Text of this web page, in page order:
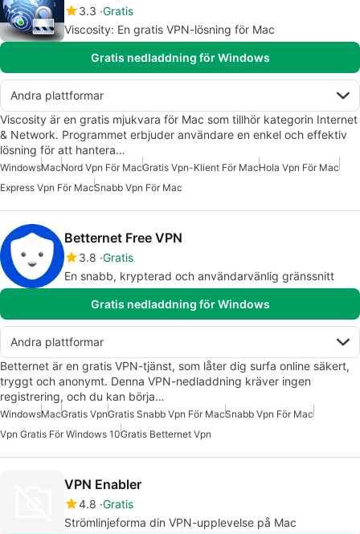
3.3 Gratis
Viscosity: En gratis VPN-lösning för Mac
Gratis nedladdning för Windows
Andra plattformar
Viscosity är en gratis mjukvara för Mac som tillhör kategorin Internet
& Network. Programmet erbjuder användare en enkel och effektiv
lösning för att hantera…
WindowsMacNord Vpn För MacGratis Vpn-Klient För MacHola Vpn För Mac
Express Vpn För MacSnabb Vpn För Mac
Betternet Free VPN
3.8 Gratis
En snabb, krypterad och användarvänlig gränssnitt
Gratis nedladdning för Windows
Andra plattformar
Betternet är en gratis VPN-tjänst, som låter dig surfa online säkert,
tryggt och anonymt. Denna VPN-nedladdning kräver ingen
registrering, och du kan börja…
WindowsMacGratis VpnGratis Snabb Vpn För MacSnabb Vpn För Mac
Vpn Gratis För Windows 10Gratis Betternet Vpn
VPN Enabler
4.8 Gratis
Strömlinjeforma din VPN-upplevelse på Mac